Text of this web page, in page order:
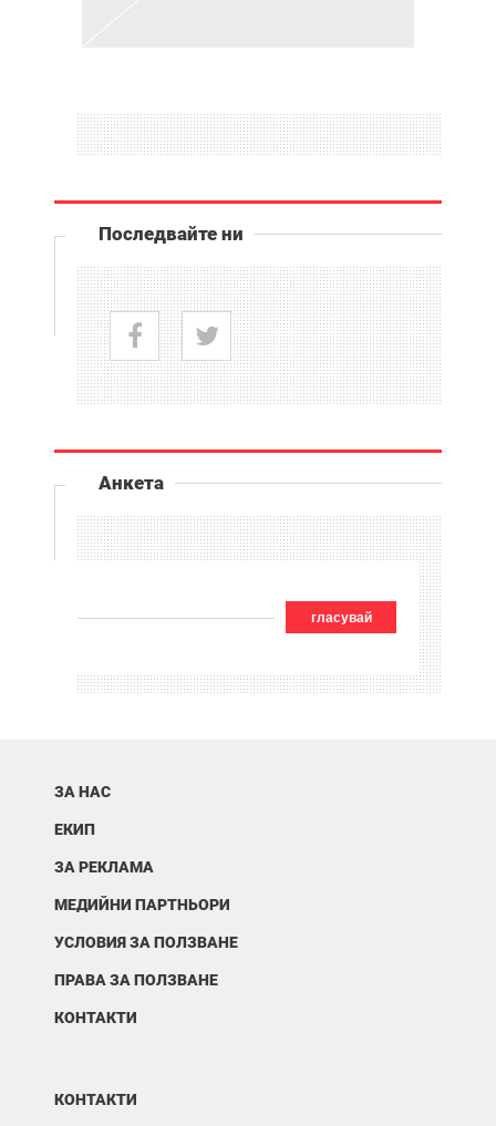
Последвайте ни
Анкета
гласувай
ЗА НАС
ЕКИП
ЗА РЕКЛАМА
МЕДИЙНИ ПАРТНЬОРИ
УСЛОВИЯ ЗА ПОЛЗВАНЕ
ПРАВА ЗА ПОЛЗВАНЕ
КОНТАКТИ
КОНТАКТИ